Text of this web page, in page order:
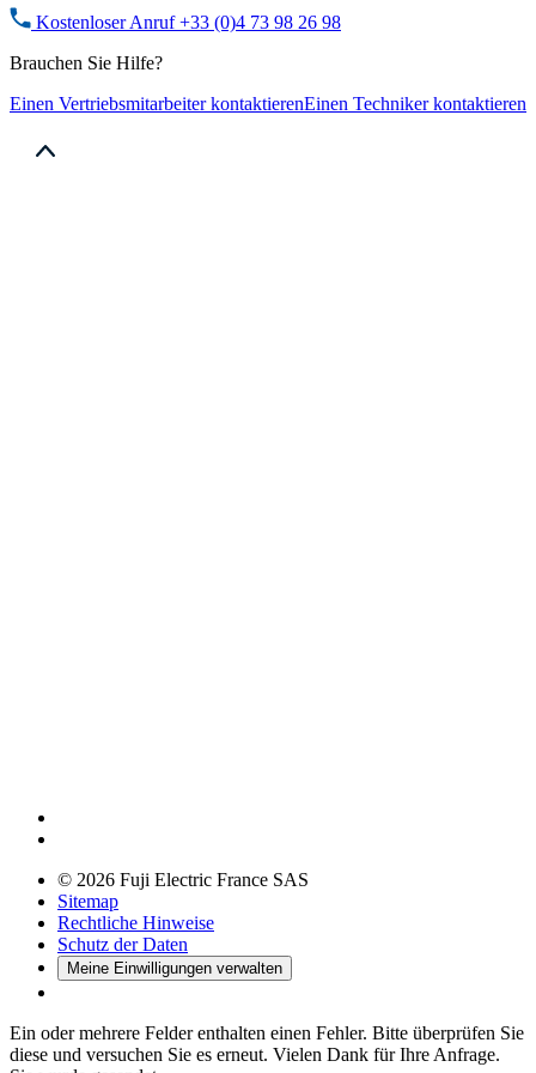
Kostenloser Anruf+33 (0)4 73 98 26 98
Brauchen Sie Hilfe?
Einen Vertriebsmitarbeiter kontaktierenEinen Techniker kontaktieren
© 2026 Fuji Electric France SAS
Sitemap
Rechtliche Hinweise
Schutz der Daten
Meine Einwilligungen verwalten
Ein oder mehrere Felder enthalten einen Fehler. Bitte überprüfen Sie
diese und versuchen Sie es erneut. Vielen Dank für Ihre Anfrage.